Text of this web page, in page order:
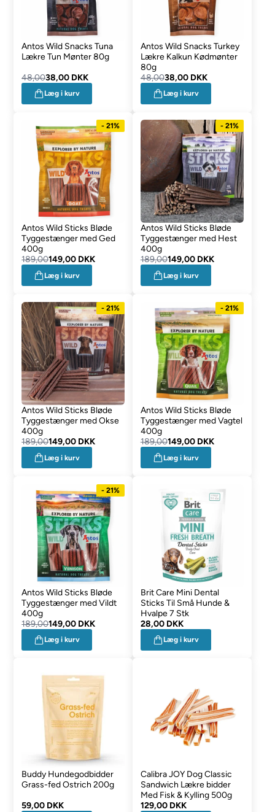
Antos Wild Snacks Tuna
Lækre Tun Mønter 80g
48,0038,00 DKK
Læg i kurv
Antos Wild Snacks Turkey
Lækre Kalkun Kødmønter
80g
48,0038,00 DKK
Læg i kurv
- 21%
Antos Wild Sticks Bløde
Tyggestænger med Ged
400g
189,00149,00 DKK
Læg i kurv
- 21%
Antos Wild Sticks Bløde
Tyggestænger med Hest
400g
189,00149,00 DKK
Læg i kurv
- 21%
Antos Wild Sticks Bløde
Tyggestænger med Okse
400g
189,00149,00 DKK
Læg i kurv
- 21%
Antos Wild Sticks Bløde
Tyggestænger med Vagtel
400g
189,00149,00 DKK
Læg i kurv
- 21%
Antos Wild Sticks Bløde
Tyggestænger med Vildt
400g
189,00149,00 DKK
Læg i kurv
Brit Care Mini Dental
Sticks Til Små Hunde &
Hvalpe 7 Stk
28,00 DKK
Læg i kurv
Buddy Hundegodbidder
Grass-fed Ostrich 200g
59,00 DKK
Calibra JOY Dog Classic
Sandwich Lækre bidder
Med Fisk & Kylling 500g
129,00 DKK